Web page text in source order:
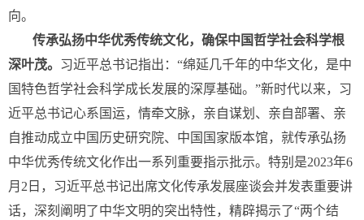
向。
传承弘扬中华优秀传统文化，确保中国哲学社会科学根
深叶茂。 习近平总书记指出：“绵延几千年的中华文化，是中
国特色哲学社会科学成长发展的深厚基础。”新时代以来，习
近平总书记心系国运，情牵文脉，亲自谋划、亲自部署、亲
自推动成立中国历史研究院、中国国家版本馆，就传承弘扬
中华优秀传统文化作出一系列重要指示批示。特别是2023年6
月2日，习近平总书记出席文化传承发展座谈会并发表重要讲
话，深刻阐明了中华文明的突出特性，精辟揭示了“两个结